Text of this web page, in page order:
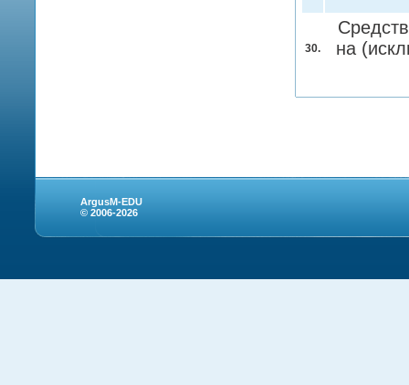
30.
на
ArgusM-EDU
© 2006-2026